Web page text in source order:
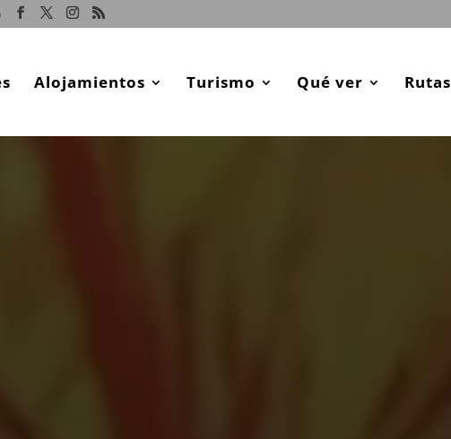
Alojamientos Turismo Qué ver Rutas